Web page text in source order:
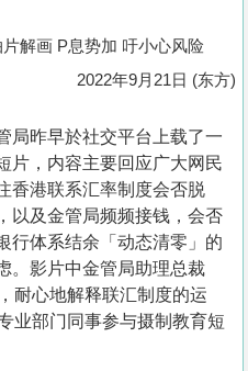
解画 P息势加 吁小心风险
2022年9月21日 (东方)
局昨早於社交平台上载了一
片，内容主要回应广大网民
香港联系汇率制度会否脱
以及金管局频频接钱，会否
行体系结余「动态清零」的
。影片中金管局助理总裁
耐心地解释联汇制度的运
业部门同事参与摄制教育短